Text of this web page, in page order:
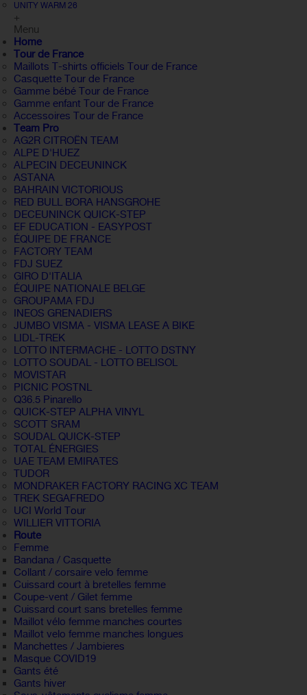
UNITY WARM 26
+
Menu
Home
Tour de France
Maillots T-shirts officiels Tour de France
Casquette Tour de France
Gamme bébé Tour de France
Gamme enfant Tour de France
Accessoires Tour de France
Team Pro
AG2R CITROËN TEAM
ALPE D'HUEZ
ALPECIN DECEUNINCK
ASTANA
BAHRAIN VICTORIOUS
RED BULL BORA HANSGROHE
DECEUNINCK QUICK-STEP
EF EDUCATION - EASYPOST
ÉQUIPE DE FRANCE
FACTORY TEAM
FDJ SUEZ
GIRO D'ITALIA
ÉQUIPE NATIONALE BELGE
GROUPAMA FDJ
INEOS GRENADIERS
JUMBO VISMA - VISMA LEASE A BIKE
LIDL-TREK
LOTTO INTERMACHE - LOTTO DSTNY
LOTTO SOUDAL - LOTTO BELISOL
MOVISTAR
PICNIC POSTNL
Q36.5 Pinarello
QUICK-STEP ALPHA VINYL
SCOTT SRAM
SOUDAL QUICK-STEP
TOTAL ÉNERGIES
UAE TEAM EMIRATES
TUDOR
MONDRAKER FACTORY RACING XC TEAM
TREK SEGAFREDO
UCI World Tour
WILLIER VITTORIA
Route
Femme
Bandana / Casquette
Collant / corsaire velo femme
Cuissard court à bretelles femme
Coupe-vent / Gilet femme
Cuissard court sans bretelles femme
Maillot vélo femme manches courtes
Maillot velo femme manches longues
Manchettes / Jambieres
Masque COVID19
Gants été
Gants hiver